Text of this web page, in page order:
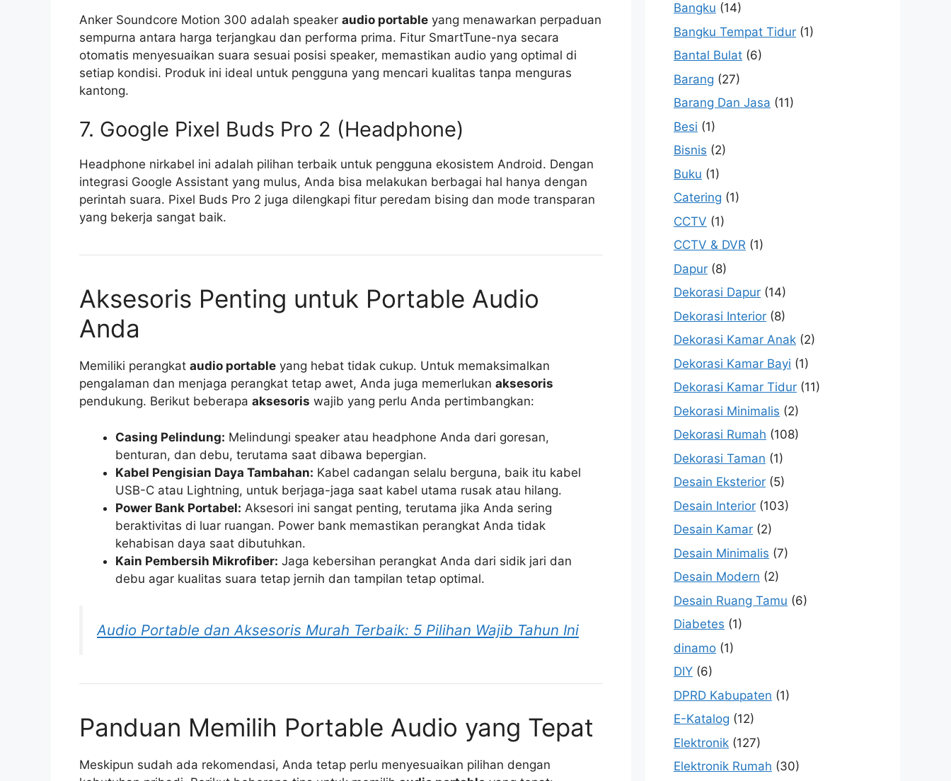
Anker Soundcore Motion 300 adalah speaker audio portable yang menawarkan perpaduan
sempurna antara harga terjangkau dan performa prima. Fitur SmartTune-nya secara
otomatis menyesuaikan suara sesuai posisi speaker, memastikan audio yang optimal di
setiap kondisi. Produk ini ideal untuk pengguna yang mencari kualitas tanpa menguras
kantong.
7. Google Pixel Buds Pro 2 (Headphone)
Headphone nirkabel ini adalah pilihan terbaik untuk pengguna ekosistem Android. Dengan
integrasi Google Assistant yang mulus, Anda bisa melakukan berbagai hal hanya dengan
perintah suara. Pixel Buds Pro 2 juga dilengkapi fitur peredam bising dan mode transparan
yang bekerja sangat baik.
Aksesoris Penting untuk Portable Audio
Anda
Memiliki perangkat audio portable yang hebat tidak cukup. Untuk memaksimalkan
pengalaman dan menjaga perangkat tetap awet, Anda juga memerlukan aksesoris
pendukung. Berikut beberapa aksesoris wajib yang perlu Anda pertimbangkan:
Casing Pelindung: Melindungi speaker atau headphone Anda dari goresan,
benturan, dan debu, terutama saat dibawa bepergian.
Kabel Pengisian Daya Tambahan: Kabel cadangan selalu berguna, baik itu kabel
USB-C atau Lightning, untuk berjaga-jaga saat kabel utama rusak atau hilang.
Power Bank Portabel: Aksesori ini sangat penting, terutama jika Anda sering
beraktivitas di luar ruangan. Power bank memastikan perangkat Anda tidak
kehabisan daya saat dibutuhkan.
Kain Pembersih Mikrofiber: Jaga kebersihan perangkat Anda dari sidik jari dan
debu agar kualitas suara tetap jernih dan tampilan tetap optimal.
Audio Portable dan Aksesoris Murah Terbaik: 5 Pilihan Wajib Tahun Ini
Panduan Memilih Portable Audio yang Tepat
Meskipun sudah ada rekomendasi, Anda tetap perlu menyesuaikan pilihan dengan
Bangku (14)
Bangku Tempat Tidur (1)
Bantal Bulat (6)
Barang (27)
Barang Dan Jasa (11)
Besi (1)
Bisnis (2)
Buku (1)
Catering (1)
CCTV (1)
CCTV & DVR (1)
Dapur (8)
Dekorasi Dapur (14)
Dekorasi Interior (8)
Dekorasi Kamar Anak (2)
Dekorasi Kamar Bayi (1)
Dekorasi Kamar Tidur (11)
Dekorasi Minimalis (2)
Dekorasi Rumah (108)
Dekorasi Taman (1)
Desain Eksterior (5)
Desain Interior (103)
Desain Kamar (2)
Desain Minimalis (7)
Desain Modern (2)
Desain Ruang Tamu (6)
Diabetes (1)
dinamo (1)
DIY (6)
DPRD Kabupaten (1)
E-Katalog (12)
Elektronik (127)
Elektronik Rumah (30)